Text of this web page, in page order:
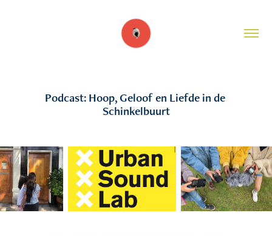
Podcast: Hoop, Geloof en Liefde in de
Schinkelbuurt